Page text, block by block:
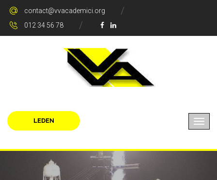
contact@vvacademici.org
012 34 56 78
LEDEN